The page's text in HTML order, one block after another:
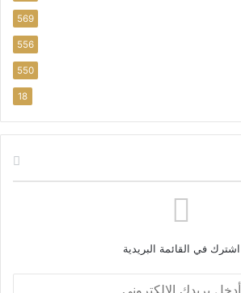
569
556
550
18
اشترك في القائمة البريدية